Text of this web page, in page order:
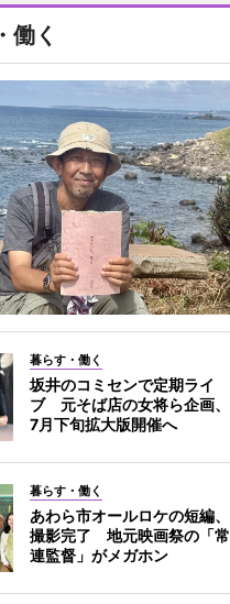
働く
暮らす・働く
坂井のコミセンで定期ライ
ブ 元そば店の女将ら企画、
7月下旬拡大版開催へ
暮らす・働く
あわら市オールロケの短編、
撮影完了 地元映画祭の「常
連監督」がメガホン